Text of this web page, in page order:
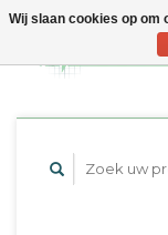
Wij slaan cookies op om